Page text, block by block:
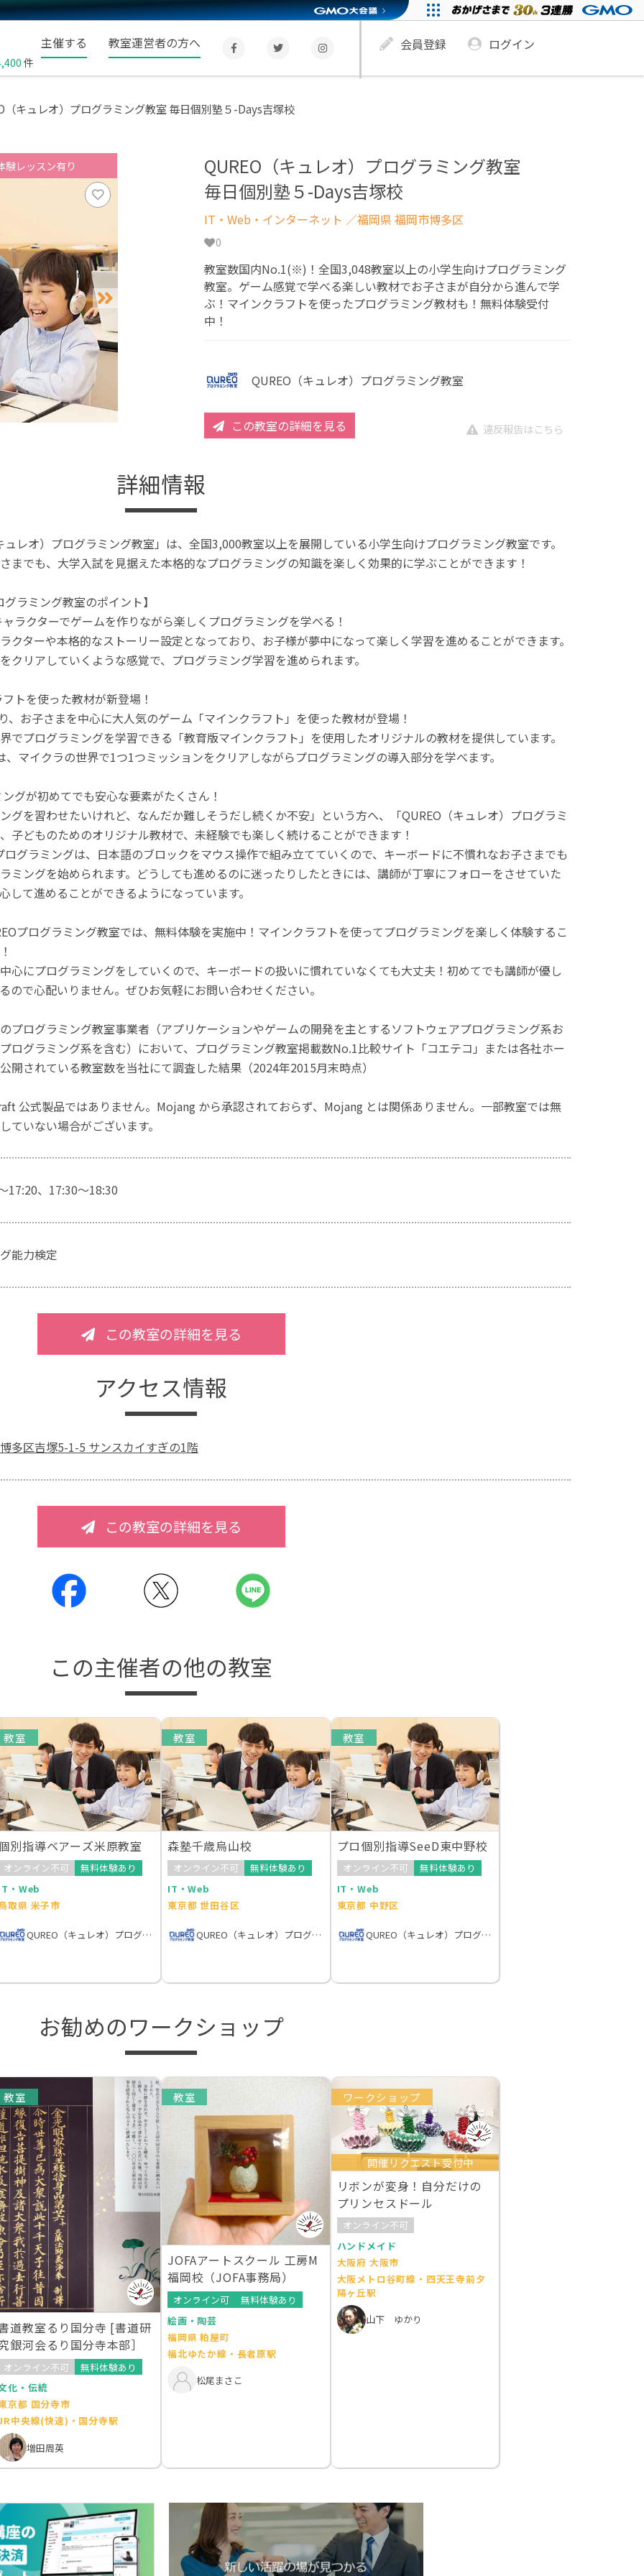
件
主催する 教室運営者の方へ 会員登録 ログイン
（キュレオ）プログラミング教室 毎日個別塾５-Days吉塚校
験レッスン有り
QUREO（キュレオ）プログラミング教室
毎日個別塾５-Days吉塚校
IT・Web・インターネット ／福岡県 福岡市博多区
0
教室数国内No.1(※)！全国3,048教室以上の小学生向けプログラミング
教室。ゲーム感覚で学べる楽しい教材でお子さまが自分から進んで学
ぶ！マインクラフトを使ったプログラミング教材も！無料体験受付
中！
QUREO（キュレオ）プログラミング教室
この教室の詳細を見る 違反報告はこちら
詳細情報
ュレオ）プログラミング教室」は、全国3,000教室以上を展開している小学生向けプログラミング教室です。
までも、大学入試を見据えた本格的なプログラミングの知識を楽しく効果的に学ぶことができます！
グラミング教室のポイント】
ラクターでゲームを作りながら楽しくプログラミングを学べる！
クターや本格的なストーリー設定となっており、お子様が夢中になって楽しく学習を進めることができます。
クリアしていくような感覚で、プログラミング学習を進められます。
トを使った教材が新登場！
、お子さまを中心に大人気のゲーム「マインクラフト」を使った教材が登場！
でプログラミングを学習できる「教育版マインクラフト」を使用したオリジナルの教材を提供しています。
、マイクラの世界で1つ1つミッションをクリアしながらプログラミングの導入部分を学べます。
グが初めてでも安心な要素がたくさん！
ングを習わせたいけれど、なんだか難しそうだし続くか不安」という方へ、「QUREO（キュレオ）プログラミ
子どものためのオリジナル教材で、未経験でも楽しく続けることができます！
ログラミングは、日本語のブロックをマウス操作で組み立てていくので、キーボードに不慣れなお子さまでも
ミングを始められます。どうしても進めるのに迷ったりしたときには、講師が丁寧にフォローをさせていた
して進めることができるようになっています。
プログラミング教室では、無料体験を実施中！マインクラフトを使ってプログラミングを楽しく体験するこ
心にプログラミングをしていくので、キーボードの扱いに慣れていなくても大丈夫！初めてでも講師が優し
ので心配いりません。ぜひお気軽にお問い合わせください。
プログラミング教室事業者（アプリケーションやゲームの開発を主とするソフトウェアプログラミング系お
ログラミング系を含む）において、プログラミング教室掲載数No.1比較サイト「コエテコ」または各社ホー
開されている教室数を当社にて調査した結果（2024年2015月末時点）
公式製品ではありません。Mojang から承認されておらず、Mojang とは関係ありません。一部教室では無
ていない場合がございます。
17:20、17:30～18:30
能力検定
この教室の詳細を見る
アクセス情報
多区吉塚5-1-5 サンスカイすぎの1階
この教室の詳細を見る
この主催者の他の教室
教室
別指導ベアーズ米原教室
オンライン不可
無料体験あり
・Web
取県 米子市
QUREO（キュレオ）プログラミング教室
教室
森塾千歳烏山校
オンライン不可
無料体験あり
IT・Web
東京都 世田谷区
QUREO（キュレオ）プログラミング教室
教室
プロ個別指導SeeD東中野校
オンライン不可
無料体験あり
IT・Web
東京都 中野区
QUREO（キュレオ）プログラミング教室
お勧めのワークショップ
教室
道教室るり国分寺 [書道研
銀河会るり国分寺本部］
オンライン不可
無料体験あり
化・伝統
京都 国分寺市
中央線(快速)・国分寺駅
増田周英
教室
JOFAアートスクール 工房M
福岡校（JOFA事務局）
オンライン可
無料体験あり
絵画・陶芸
福岡県 粕屋町
福北ゆたか線・長者原駅
松尾まさこ
ワークショップ
開催リクエスト受付中
リボンが変身！自分だけの
プリンセスドール
オンライン不可
ハンドメイド
大阪府 大阪市
大阪メトロ谷町線・四天王寺前夕
陽ヶ丘駅
山下 ゆかり